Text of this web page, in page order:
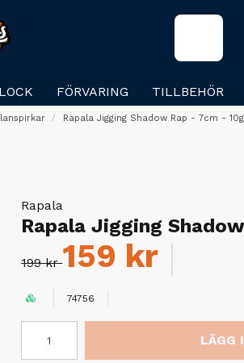
FÖRVARING TILLBEHÖR
Rapala Jigging Shadow Rap - 7cm - 10g
Rapala
Rapala Jigging
199 kr159 kr
74756
LÄGG